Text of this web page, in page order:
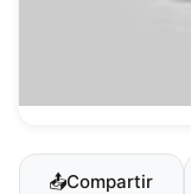
📤Compartir